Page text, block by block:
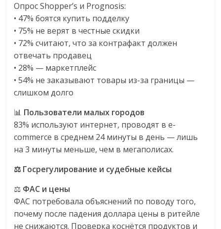
Опрос Shopper’s и Prognosis:
• 47% боятся купить подделку
• 75% не верят в честные скидки
• 72% считают, что за контрафакт должен
отвечать продавец
• 28% — маркетплейс
• 54% не заказывают товары из-за границы —
слишком долго
📊 Пользователи малых городов
83% используют интернет, проводят в e-
commerce в среднем 24 минуты в день — лишь
на 3 минуты меньше, чем в мегаполисах.
⚖️ Госрегулирование и судебные кейсы
⚖️ ФАС и цены
ФАС потребовала объяснений по поводу того,
почему после падения доллара цены в ритейле
не снижаются. Проверка коснётся продуктов и